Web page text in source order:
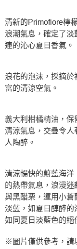
３．未成年的使用者請
「AFTEE先享後付」，
任。
４．使用「AFTEE先享
５．嚴禁一人註冊多個
恩沛科技股份有限公司將
清新的Primofiore檸
浪潮氣息，確定了淡
連的沁心夏日香氣。
浪花的泡沫，採摘
富的清涼空氣。
義大利柑橘精油，保
清涼氣息，交疊令人
人陶醉。
清涼暢快的蔚藍海洋
的熱帶氣息，浪漫
與黑醋栗，運用小蒼
淡藍，如夏日醇醉的
如同夏日淡藍色的絕
※圖片僅供參考，請